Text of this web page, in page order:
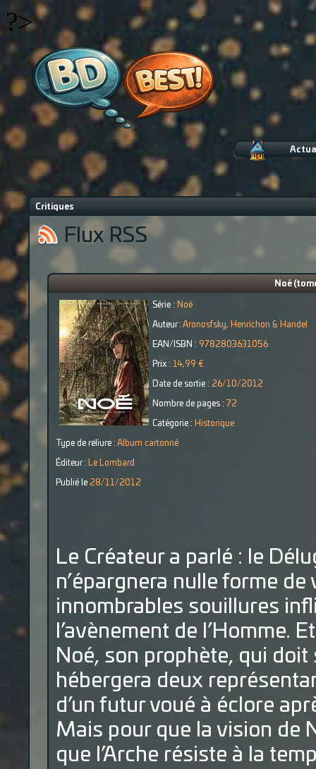
?>
Critiques
Flux RSS
Noé
Série : Noé
Auteur : Aronosfsky, Henrichon & Handel
EAN/ISBN : 9782803631056
Prix : 14,99 €
Date de sortie : 26/10/2012
Nombre de pages : 72
Catégorie : Historique
Type de reliure : Album cartonné
Éditeur : Le Lombard
Publié le 28/11/2012
Le Créateur a parlé : le
n’épargnera nulle forme
innombrables souillures
l’avènement de l’Homme.
Noé, son prophète, qui doit
hébergera deux
d’un futur voué à éclore
Mais pour que la vision de
que l’Arche résiste à la